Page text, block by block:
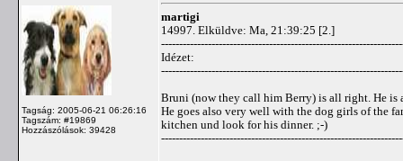
Tagság: 2005-06-21 06:26:16
Tagszám: #19869
Hozzászólások: 39428
martigi
14997. Elküldve: Ma, 21:39:25 [2.]
Idézet:
Bruni (now they call him Berry) is all right. He is
He goes also very well with the dog girls of the
kitchen und look for his dinner. ;-)